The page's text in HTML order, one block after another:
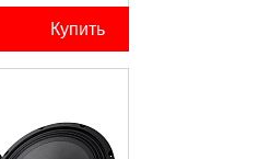
Купить